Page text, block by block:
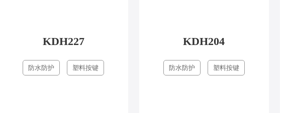
KDH227
防水防护 塑料按键
KDH204
防水防护 塑料按键